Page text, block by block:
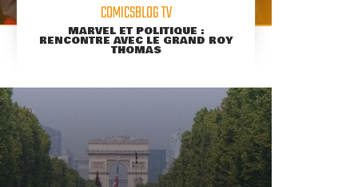
COMICSBLOG TV
MARVEL ET POLITIQUE :
RENCONTRE AVEC LE GRAND ROY
THOMAS